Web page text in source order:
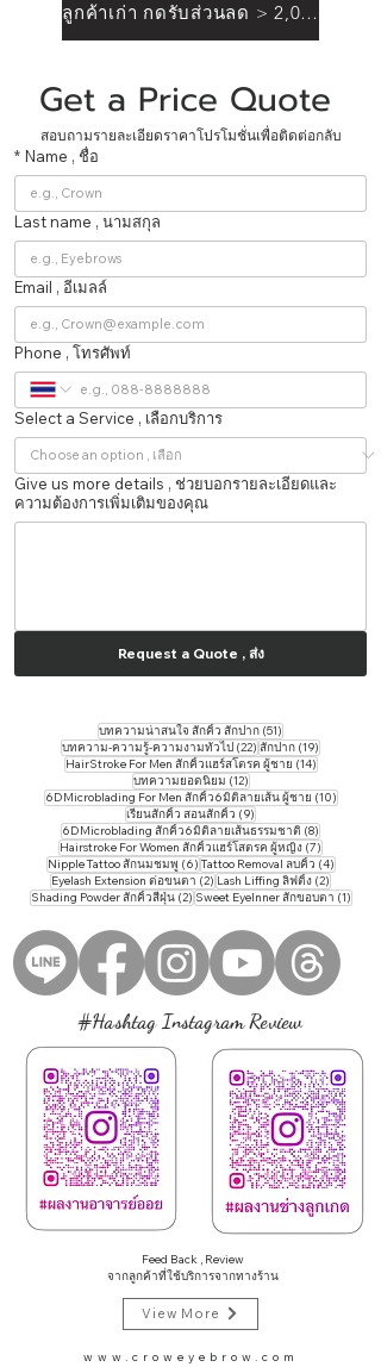
ลูกค้าเก่า กดรับส่วนลด > 2,000฿
สอบถามรายละเอียดราคาโปรโมชั่นเพื่อติดต่อกลับ
* Name , ชื่อ
Last name , นามสกุล
Email , อีเมลล์
Phone , โทรศัพท์
Select a Service , เลือกบริการ
Give us more details , ช่วยบอกรายละเอียดและ
ความต้องการเพิ่มเติมของคุณ
Request a Quote , ส่ง
บทความน่าสนใจ สักคิ้ว สักปาก (51)51 กระทู้
บทความ-ความรู้-ความงามทั่วไป (22)22 กระทู้
สักปาก (19)19 กระทู้
HairStroke For Men สักคิ้วแฮร์สโตรค ผู้ชาย (14)14 กระทู้
บทความยอดนิยม (12)12 กระทู้
6DMicroblading For Men สักคิ้ว6มิติลายเส้น ผู้ชาย (10)10 กระทู้
เรียนสักคิ้ว สอนสักคิ้ว (9)9 กระทู้
6DMicroblading สักคิ้ว6มิติลายเส้นธรรมชาติ (8)8 กระทู้
Hairstroke For Women สักคิ้วแฮร์โสตรค ผู้หญิง (7)7 กระทู้
Nipple Tattoo สักนมชมพู (6)6 กระทู้
Tattoo ​Removal ลบคิ้ว (4)4 กระทู้
Eyelash Extension ต่อขนตา (2)2 กระทู้
Lash Liffing ลิฟติ้ง (2)2 กระทู้
Shading Powder สักคิ้วสีฝุ่น (2)2 กระทู้
Sweet EyeInner สักขอบตา (1)1 กระทู้
#Hashtag Instagram Review
Feed Back , Review
จากลูกค้าที่ใช้บริการจากทางร้าน
View More
www.croweyebrow.com